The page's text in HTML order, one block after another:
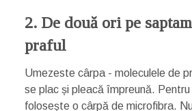
2. De două ori pe
praful
Umezeste cârpa - moleculele de
se plac și pleacă împreună.
folosește o cârpă de microfibra.